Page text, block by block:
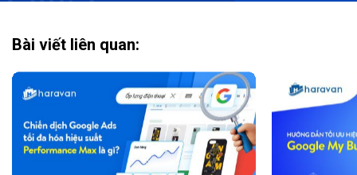
Bài viết liên quan: